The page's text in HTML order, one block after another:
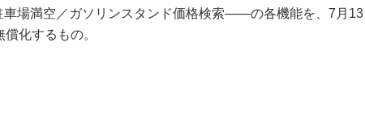
車場満空／ガソリンスタンド価格検索――の各機能を、7月13
化するもの。